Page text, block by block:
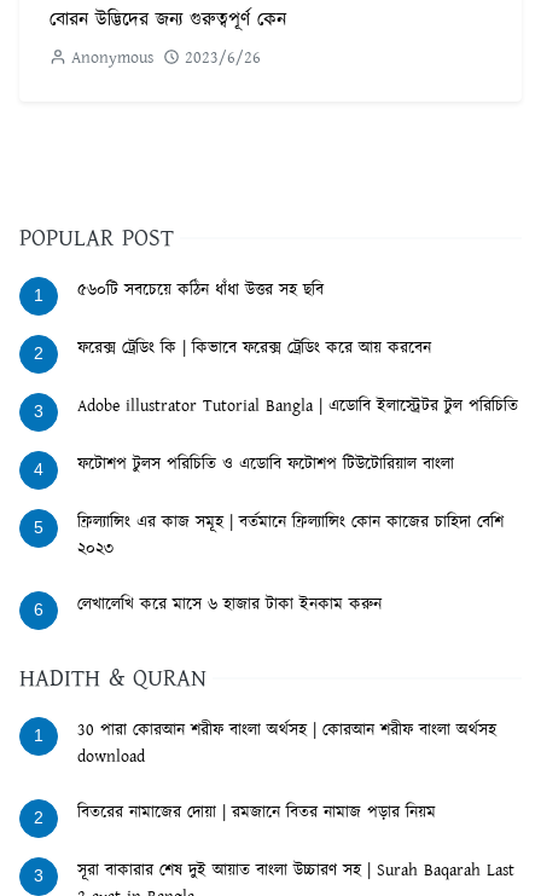
বোরন উদ্ভিদের জন্য গুরুত্বপূর্ণ কেন
Anonymous 2023/6/26
POPULAR POST
1 ৫৬০টি সবচেয়ে কঠিন ধাঁধা উত্তর সহ ছবি
2 ফরেক্স ট্রেডিং কি | কিভাবে ফরেক্স ট্রেডিং করে আয় করবেন
3 Adobe illustrator Tutorial Bangla | এডোবি ইলাস্ট্রেটর টুল পরিচিতি
4 ফটোশপ টুলস পরিচিতি ও এডোবি ফটোশপ টিউটোরিয়াল বাংলা
5
ফ্রিল্যান্সিং এর কাজ সমূহ | বর্তমানে ফ্রিল্যান্সিং কোন কাজের চাহিদা বেশি
২০২৩
6 লেখালেখি করে মাসে ৬ হাজার টাকা ইনকাম করুন
HADITH & QURAN
1
30 পারা কোরআন শরীফ বাংলা অর্থসহ | কোরআন শরীফ বাংলা অর্থসহ
download
2 বিতরের নামাজের দোয়া | রমজানে বিতর নামাজ পড়ার নিয়ম
3
সূরা বাকারার শেষ দুই আয়াত বাংলা উচ্চারণ সহ | Surah Baqarah Last